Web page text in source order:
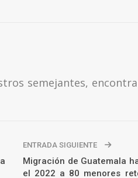
semejantes,
ENTRADA SIGUIENTE
Migración de Guatemala
el 2022 a 80 menores